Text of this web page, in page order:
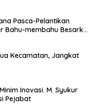
Pasca-Pelantikan
Bahu-membahu Besarkan
Kecamatan, Jangkat
Inovasi. M. Syukur
Pejabat